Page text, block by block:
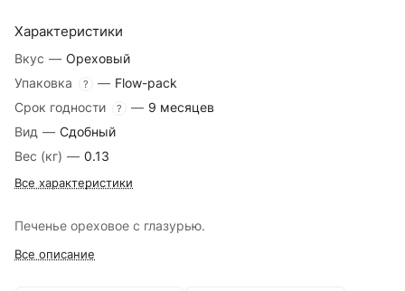
Характеристики
Вкус — Ореховый
Упаковка
? — Flow-pack
Срок годности
? — 9 месяцев
Вид — Сдобный
Вес (кг) — 0.13
Все характеристики
Печенье oреховое с глазурью.
Все описание